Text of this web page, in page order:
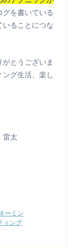
を書いている
いることにつな
とうございま
グ生活、楽し
太
ーミン
ィング